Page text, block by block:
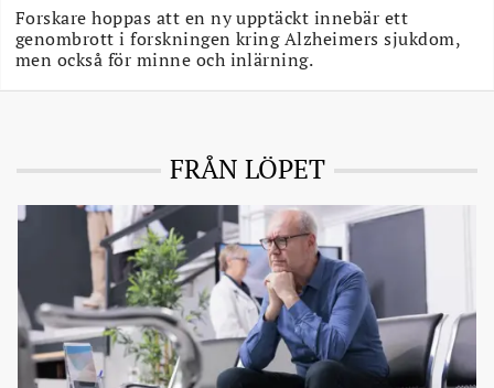
Forskare hoppas att en ny upptäckt innebär ett
genombrott i forskningen kring Alzheimers sjukdom,
men också för minne och inlärning.
FRÅN LÖPET